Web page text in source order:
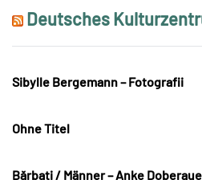
Deutsches
Sibylle Bergemann – Fotografii
Ohne Titel
Bărbați / Männer – Anke